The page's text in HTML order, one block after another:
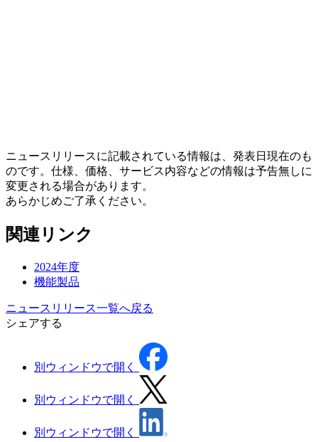
ニュースリリースに記載されている情報は、発表日現在のも
のです。仕様、価格、サービス内容などの情報は予告無しに
変更される場合があります。
あらかじめご了承ください。
関連リンク
2024年度
機能製品
ニュースリリース一覧へ戻る
シェアする
別ウィンドウで開く
別ウィンドウで開く
別ウィンドウで開く